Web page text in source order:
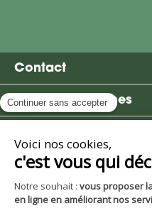
Contact
Moulin des Moines
Avantages et services